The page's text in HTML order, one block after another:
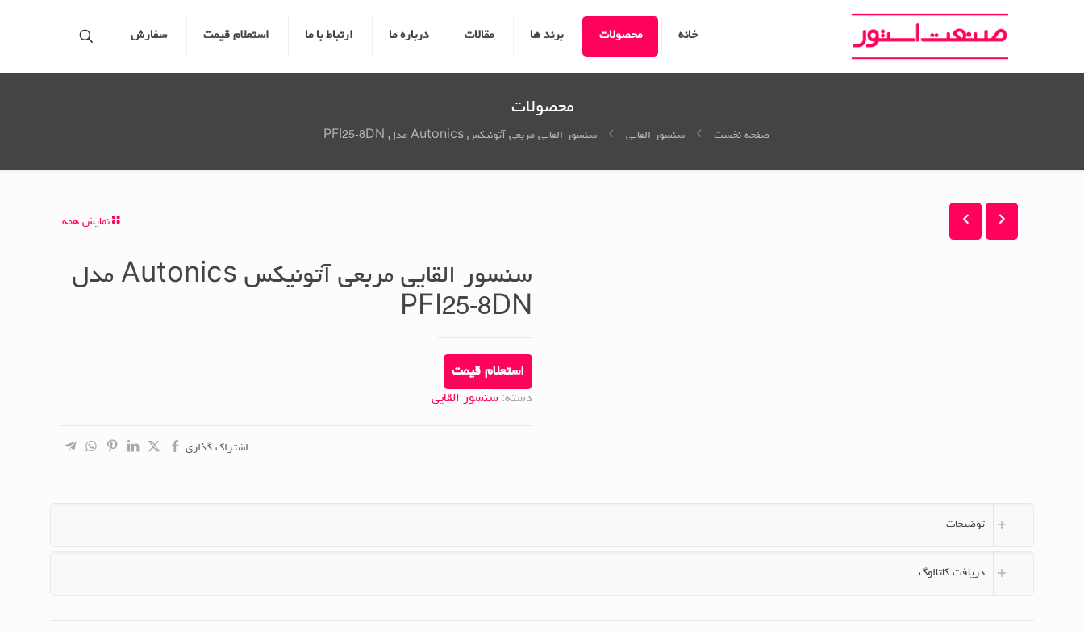
خانه محصولات برند ها مقالات درباره ما ارتباط با ما استعلام قیمت سفارش
محصولات
صفحه نخست سنسور القایی سنسور القایی مربعی آتونیکس Autonics مدل PFI25-8DN
نمایش همه
سنسور القایی مربعی آتونیکس Autonics مدل
PFI25-8DN
استعلام قیمت
دسته: سنسور القایی
اشتراک گذاری
توضیحات
دریافت کاتالوگ